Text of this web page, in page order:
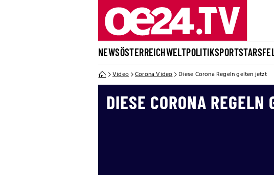
NEWSÖSTERREICHWELTPOLITIKSPORTSTARS
Video Corona Video Diese Corona Regeln gelten jetzt
DIESE CORONA